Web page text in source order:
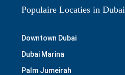
Populaire Locaties in Dubai
Downtown Dubai
Dubai Marina
Palm Jumeirah